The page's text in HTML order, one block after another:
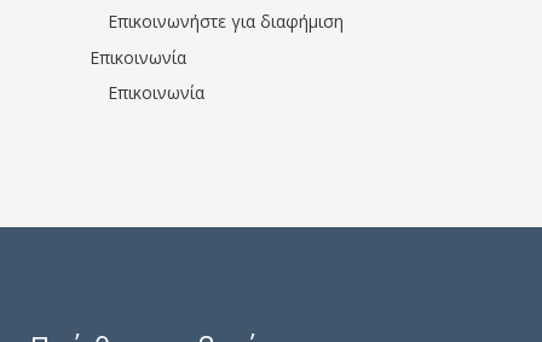
Επικοινωνήστε για διαφήμιση
Επικοινωνία
Επικοινωνία